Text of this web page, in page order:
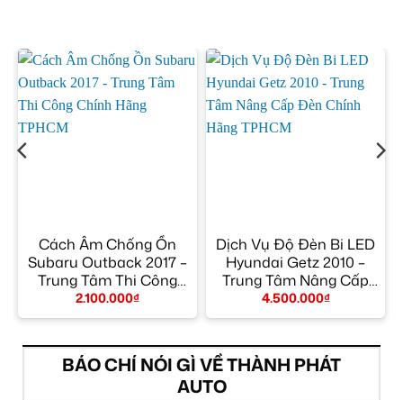
Cách Âm Chống Ồn
Subaru Outback 2017 –
Trung Tâm Thi Công
Chính Hãng TPHCM
2.100.000₫
Dịch Vụ Độ Đèn Bi LED
Hyundai Getz 2010 –
Trung Tâm Nâng Cấp
Đèn Chính Hãng
TPHCM
4.500.000₫
BÁO CHÍ NÓI GÌ VỀ THÀNH PHÁT
AUTO